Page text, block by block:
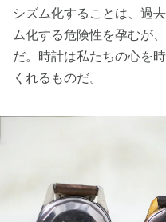
シズム化することは、過
ム化する危険性を孕むが
だ。時計は私たちの心を
くれるものだ。